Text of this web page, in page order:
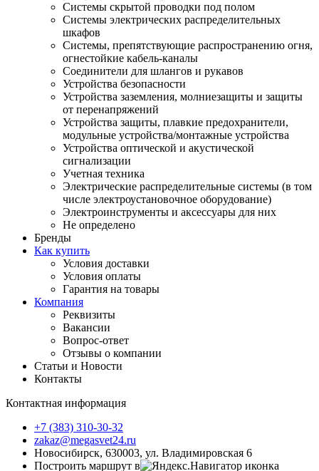
Системы скрытой проводки под полом
Системы электрических распределительных
шкафов
Системы, препятствующие распространению огня,
огнестойкие кабель-каналы
Соединители для шлангов и рукавов
Устройства безопасности
Устройства заземления, молниезащиты и защиты
от перенапряжений
Устройства защиты, плавкие предохранители,
модульные устройства/монтажные устройства
Устройства оптической и акустической
сигнализации
Учетная техника
Электрические распределительные системы (в том
числе электроустановочное оборудование)
Электроинструменты и аксессуары для них
Не определено
Бренды
Как купить
Условия доставки
Условия оплаты
Гарантия на товары
Компания
Реквизиты
Вакансии
Вопрос-ответ
Отзывы о компании
Статьи и Новости
Контакты
Контактная информация
+7 (383) 310-30-32
zakaz@megasvet24.ru
Новосибирск, 630003, ул. Владимировская 6
Построить маршрут в